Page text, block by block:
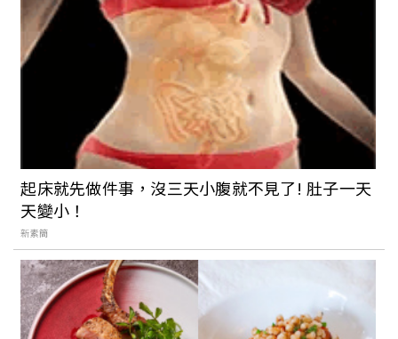
【Walker說走就走】Podcast EP180：
周末台北市提案，「六張犁」生態森呼吸
【Walker說走就走】Podcast EP181：冬
季的東北，美到冒泡（上）
【Walker說走就走】Podcast EP182：周
末台北市提案，文青內湖假掰無極限
起床就先做件事，沒三天小腹就不見了! 肚子一天
天變小！
新素簡